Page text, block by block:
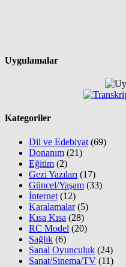
Uygulamalar
Kategoriler
Dil ve Edebiyat (69)
Donanım (21)
Eğitim (2)
Gezi Yazıları (17)
Güncel/Yaşam (33)
İnternet (12)
Karalamalar(5)
Kısa Kısa (28)
RC Model (20)
Sağlık (6)
Sanal Oyunculuk (24)
Sanat/Sinema/TV (11)